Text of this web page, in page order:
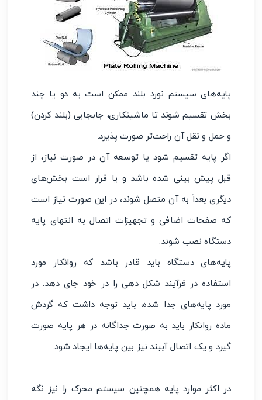
پایه‌های سیستم نورد بلند ممکن است به دو یا چند
بخش تقسیم شوند تا ماشینکاری، جابجایی (بلند کردن)
و حمل و نقل آن راحت‌تر صورت پذیرد.
اگر پایه تقسیم شود یا توسعه آن در صورت نیاز، از
قبل پیش بینی شده باشد و یا قرار است بخش‌های
دیگری بعداً به آن متصل شوند، در این صورت نیاز است
که صفحات اضافی و تجهیزات اتصال به انتهای پایه
دستگاه نصب شوند.
پایه‌های دستگاه باید قادر باشد که روانکار مورد
استفاده در فرآیند شکل دهی را در خود جای دهد. در
مورد پایه‌های جدا شده، باید توجه داشت که گردش
ماده روانکار باید به صورت جداگانه در هر پایه صورت
گیرد و یک اتصال آببند نیز بین پایه‌ها ایجاد شود.
در اکثر موارد پایه همچنین سیستم محرک را نیز نگه